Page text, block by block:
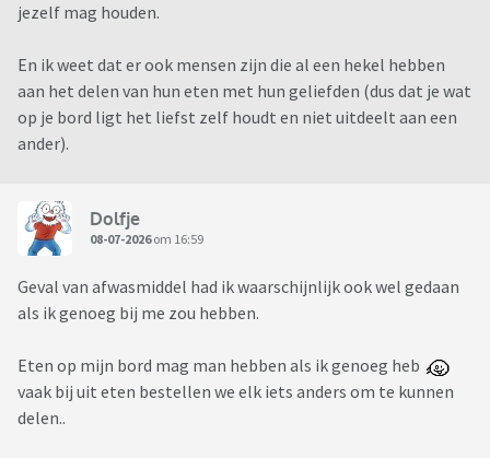
jezelf mag houden.
En ik weet dat er ook mensen zijn die al een hekel hebben
aan het delen van hun eten met hun geliefden (dus dat je wat
op je bord ligt het liefst zelf houdt en niet uitdeelt aan een
ander).
Dolfje
08-07-2026om 16:59
Geval van afwasmiddel had ik waarschijnlijk ook wel gedaan
als ik genoeg bij me zou hebben.
Eten op mijn bord mag man hebben als ik genoeg heb
vaak bij uit eten bestellen we elk iets anders om te kunnen
delen..